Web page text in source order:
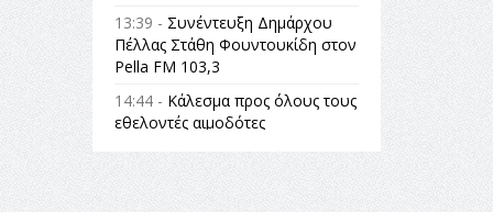
13:39 - Συνέντευξη Δημάρχου
Πέλλας Στάθη Φουντουκίδη στον
Pella FM 103,3
14:44 - Κάλεσμα προς όλους τους
εθελοντές αιμοδότες
14:23 -Όλη η Ελλάδα ένας
πολιτισμός Μουσική
εγκατάσταση Πόλεμος και